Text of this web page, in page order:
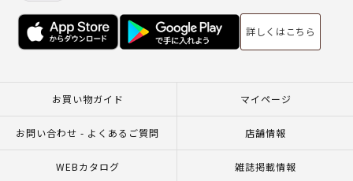
詳しくはこちら
お買い物ガイド マイページ
お問い合わせ - よくあるご質問 店舗情報
WEBカタログ 雑誌掲載情報